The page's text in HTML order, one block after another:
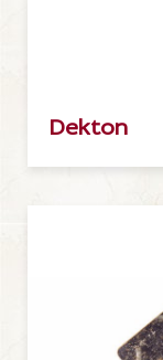
Dekton